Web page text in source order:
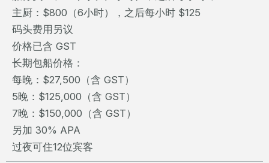
主厨：$800（6小时），之后每小时 $125
码头费用另议
价格已含 GST
长期包船价格：
每晚：$27,500（含 GST）
5晚：$125,000（含 GST）
7晚：$150,000（含 GST）
另加 30% APA
过夜可住12位宾客